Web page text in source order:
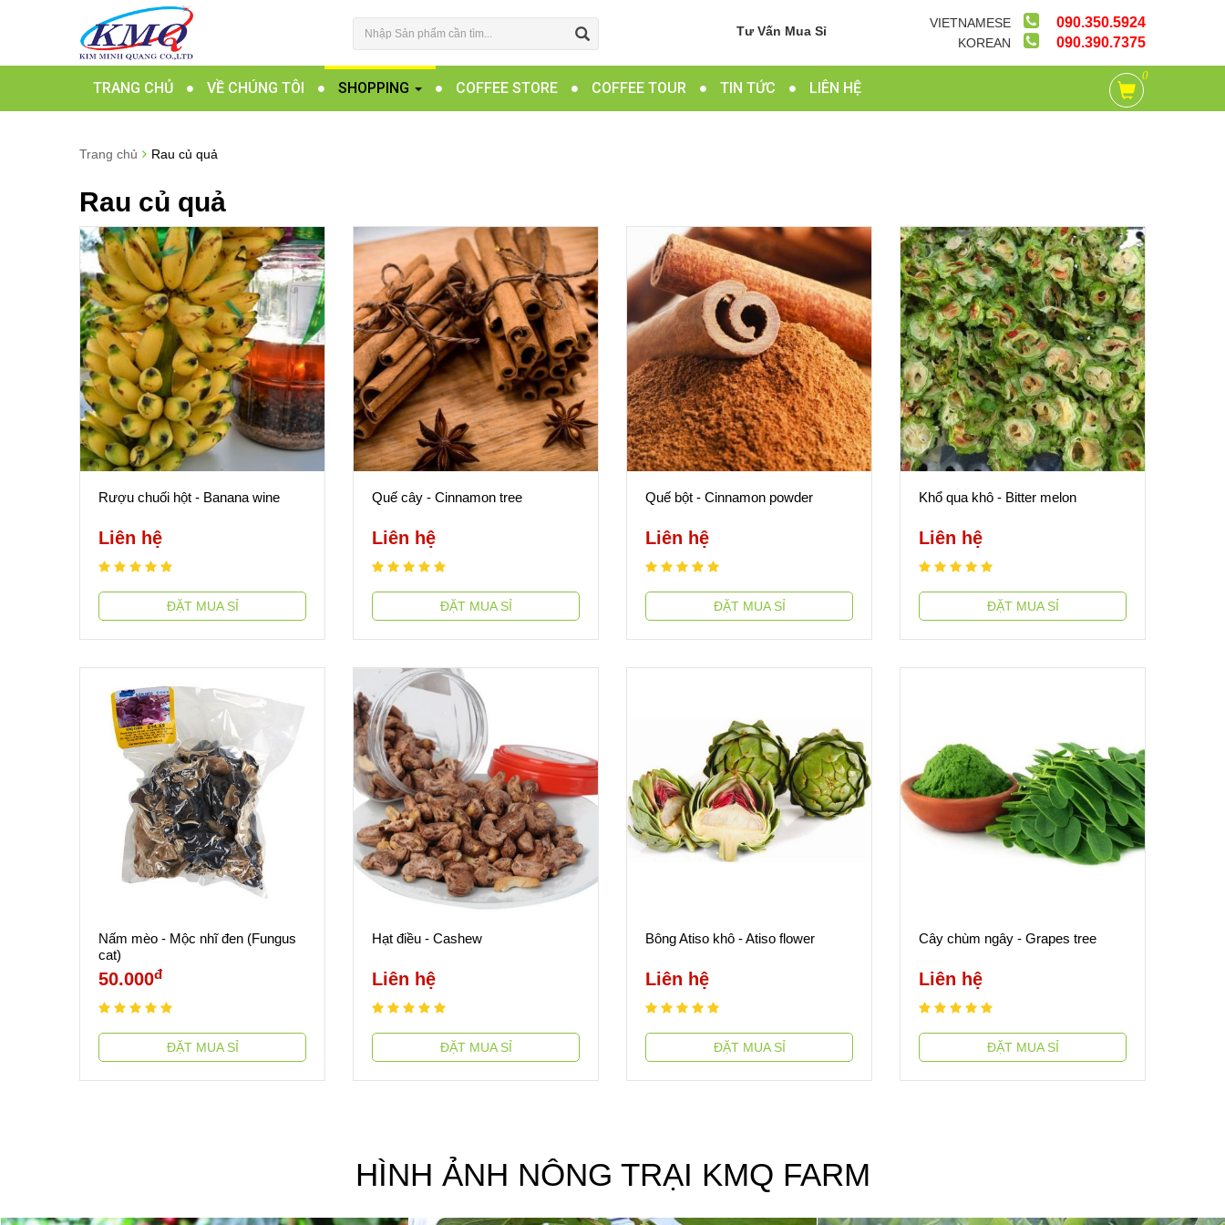
Tư Vấn Mua Sỉ
VIETNAMESE 090.350.5924
KOREAN 090.390.7375
0
TRANG CHỦ VỀ CHÚNG TÔI SHOPPING COFFEE STORE COFFEE TOUR TIN TỨC LIÊN HỆ
Trang chủ Rau củ quả
Rau củ quả
Rượu chuối hột - Banana wine
Liên hệ
ĐẶT MUA SỈ
Quế cây - Cinnamon tree
Liên hệ
ĐẶT MUA SỈ
Quế bột - Cinnamon powder
Liên hệ
ĐẶT MUA SỈ
Khổ qua khô - Bitter melon
Liên hệ
ĐẶT MUA SỈ
Nấm mèo - Mộc nhĩ đen (Fungus
cat)
50.000đ
ĐẶT MUA SỈ
Hạt điều - Cashew
Liên hệ
ĐẶT MUA SỈ
Bông Atiso khô - Atiso flower
Liên hệ
ĐẶT MUA SỈ
Cây chùm ngây - Grapes tree
Liên hệ
ĐẶT MUA SỈ
HÌNH ẢNH NÔNG TRẠI KMQ FARM